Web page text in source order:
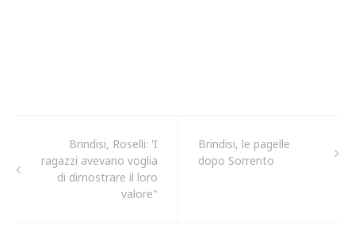
Brindisi, Roselli: 'I
ragazzi avevano voglia
di dimostrare il loro
valore"
Brindisi, le pagelle
dopo Sorrento